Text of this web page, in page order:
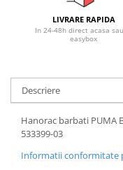
LIVRARE RAPIDA
In 24-48h direct acasa
easybox
Descriere
Hanorac barbati PUMA
533399-03
Informatii conformitate